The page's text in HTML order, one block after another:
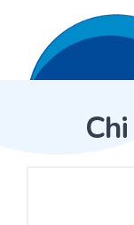
Trang Chủ